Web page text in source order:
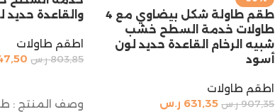
طقم طاولة شكل بيضاوي مع 4
طاولات خدمة السطح خشب
شبيه الرخام القاعدة حديد لون
أسود
اطقم طاولات
907,35 ر.س 631,35 ر.س
والقاعدة
اطقم طاولات
803,85 ر.س
وصف المنتج :